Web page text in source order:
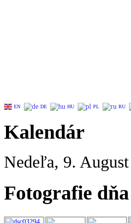
EN DE HU PL RU
Kalendár
Nedeľa, 9.
Fotografie dňa